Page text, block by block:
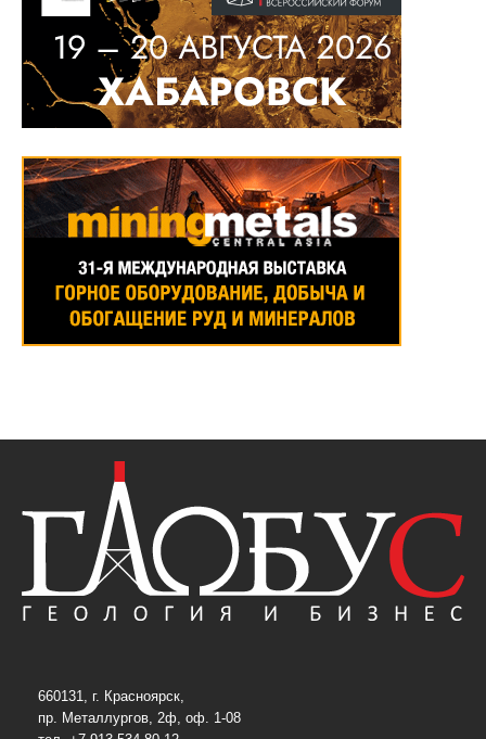
660131, г. Красноярск,
пр. Металлургов, 2ф, оф. 1-08